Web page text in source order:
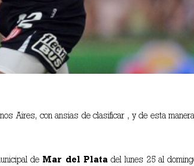
Aires, con ansias de clasificar , y de esta
de Mar del Platadel lunes 25 al